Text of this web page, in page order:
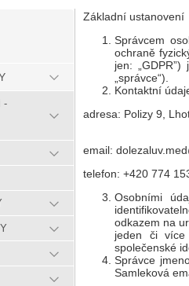
-
Základní ustanovení
Správcem
ochraně
jen:
„správce“).
Kontaktní
adresa: Polizy 9,
email:
telefon: +420 774
Osobními
odkazem na
jeden či více
společenské
Správce
Samleková